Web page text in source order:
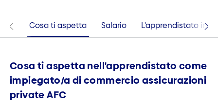
Cosa ti aspetta Salario L'apprendistato in
Cosa ti aspetta nell'apprendistato come
impiegato/a di commercio assicurazioni
private AFC